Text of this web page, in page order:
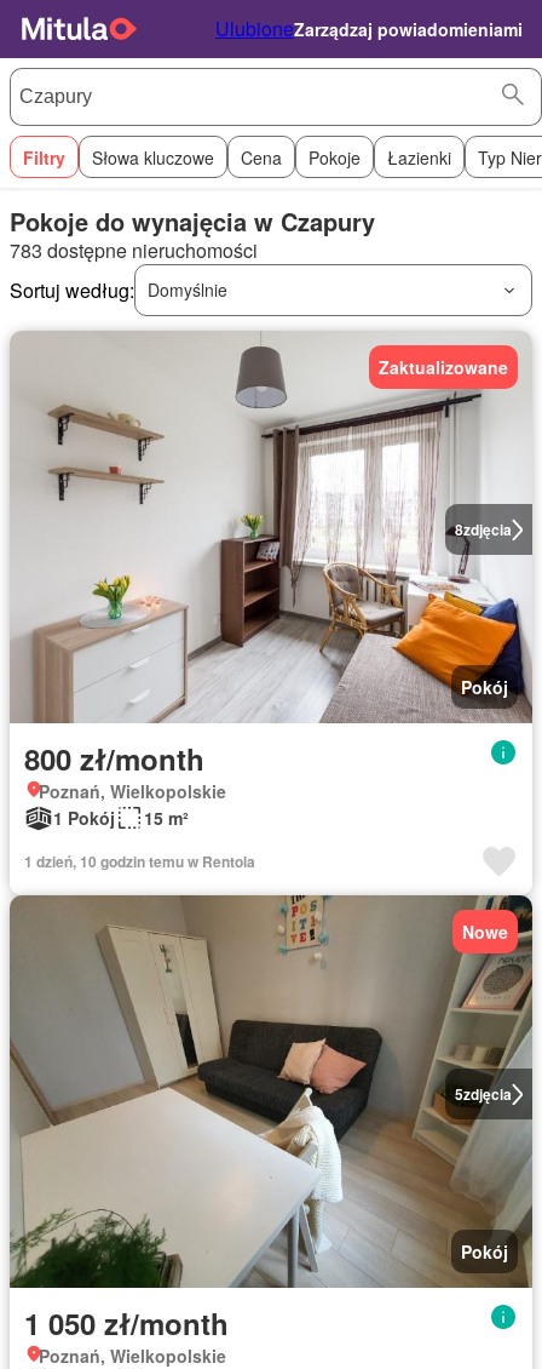
UlubioneZarządzaj powiadomieniami
Filtry Słowa kluczowe Cena Pokoje Łazienki Typ
Pokoje do wynajęcia w Czapury
783 dostępne nieruchomości
Sortuj według:
Domyślnie
8zdjęcia
Zaktualizowane
Pokój
800 zł/month
Poznań, Wielkopolskie
1 Pokój
15 m²
1 dzień, 10 godzin temu w Rentola
5zdjęcia
Nowe
Pokój
1 050 zł/month
Poznań, Wielkopolskie